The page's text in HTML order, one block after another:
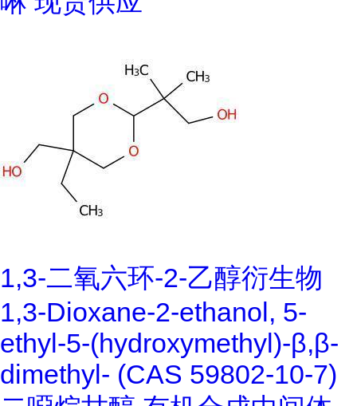
1,3-二氧六环-2-乙醇衍生物
1,3-Dioxane-2-ethanol, 5-
ethyl-5-(hydroxymethyl)-β,β-
dimethyl- (CAS 59802-10-7)